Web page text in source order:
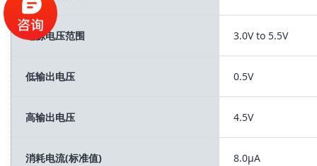
电源电压范围 3.0V to 5.5V
低输出电压 0.5V
高输出电压 4.5V
消耗电流(标准值) 8.0μA